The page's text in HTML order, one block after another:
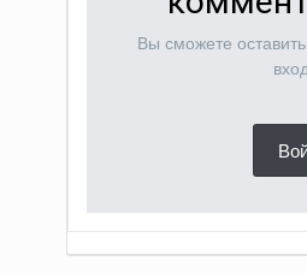
Вы сможете